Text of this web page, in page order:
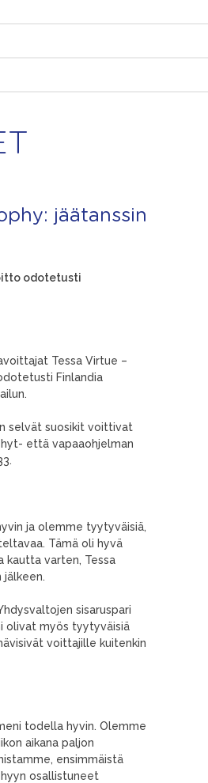
jäätanssin
odotetusti
Tessa Virtue –
Finlandia
selvät suosikit voittivat
että vapaaohjelman
ja olemme tyytyväisiä,
Tämä oli hyvä
kautta varten, Tessa
sisaruspari
olivat myös tyytyväisiä
voittajille kuitenkin
todella hyvin. Olemme
aikana paljon
ensimmäistä
osallistuneet